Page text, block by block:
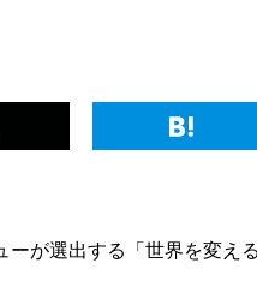
ーが選出する「世界を変え